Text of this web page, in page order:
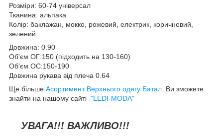
Розміри: 60-74 універсал
Тканина: альпака
Колір: баклажан, мокко, рожевий, електрик, коричневий,
зелений
Довжина: 0.90
Об'єм ОГ:150 (підходить на 130-160)
Об'єм ОС:150-190
Довжина рукава від плеча 0.64
Ще більше Асортимент Верхнього одягу Батал Ви зможете
знайти на нашому сайті "LEDI-MODA"
УВАГА!!! ВАЖЛИВО!!!